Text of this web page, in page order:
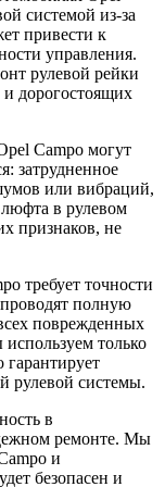
системой из-за
привести к
управления.
рулевой рейки
и дорогостоящих
Campo могут
затрудненное
или вибраций,
в рулевом
признаков, не
требует точности
полную
поврежденных
только
гарантирует
рулевой системы.
в
ремонте. Мы
и
безопасен и